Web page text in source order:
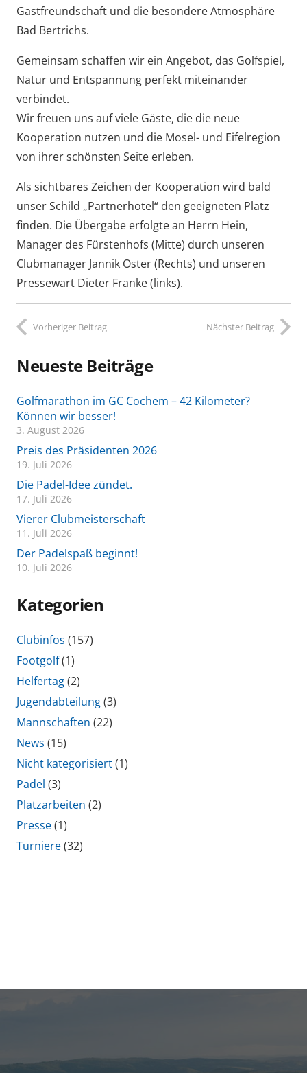
Gastfreundschaft und die besondere Atmosphäre
Bad Bertrichs.
Gemeinsam schaffen wir ein Angebot, das Golfspiel,
Natur und Entspannung perfekt miteinander
verbindet.
Wir freuen uns auf viele Gäste, die die neue
Kooperation nutzen und die Mosel- und Eifelregion
von ihrer schönsten Seite erleben.
Als sichtbares Zeichen der Kooperation wird bald
unser Schild „Partnerhotel“ den geeigneten Platz
finden. Die Übergabe erfolgte an Herrn Hein,
Manager des Fürstenhofs (Mitte) durch unseren
Clubmanager Jannik Oster (Rechts) und unseren
Pressewart Dieter Franke (links).
Vorheriger Beitrag Nächster Beitrag
Neueste Beiträge
Golfmarathon im GC Cochem – 42 Kilometer?
Können wir besser!
3. August 2026
Preis des Präsidenten 2026
19. Juli 2026
Die Padel-Idee zündet.
17. Juli 2026
Vierer Clubmeisterschaft
11. Juli 2026
Der Padelspaß beginnt!
10. Juli 2026
Kategorien
Clubinfos (157)
Footgolf(1)
Helfertag(2)
Jugendabteilung(3)
Mannschaften (22)
News (15)
Nicht kategorisiert(1)
Padel (3)
Platzarbeiten (2)
Presse(1)
Turniere(32)